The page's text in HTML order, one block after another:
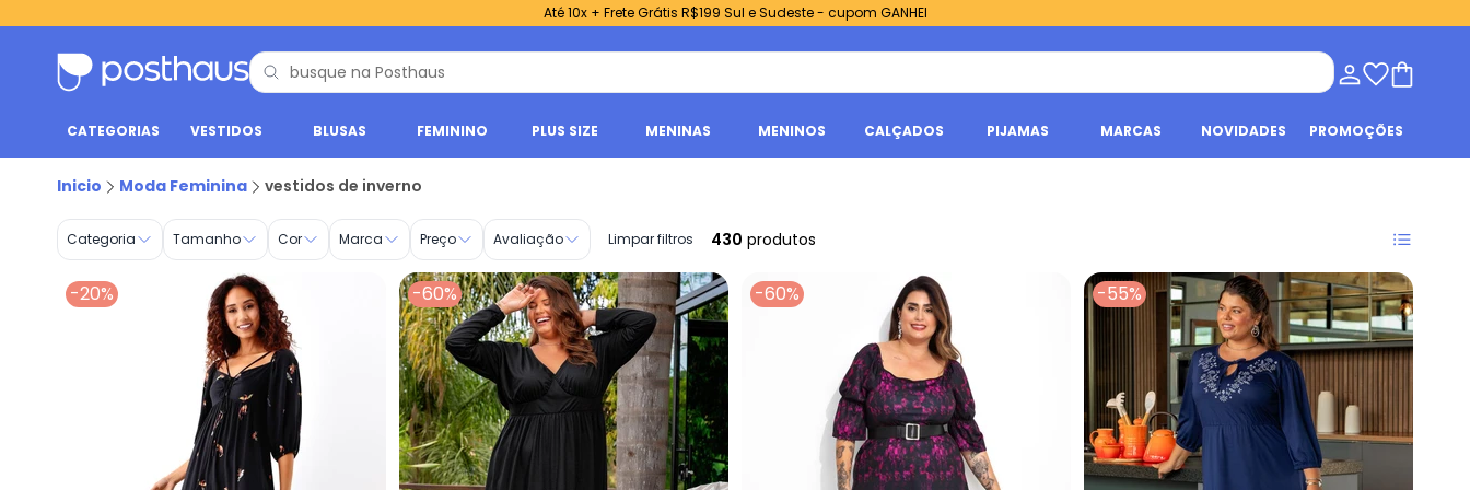
Até 10x + Frete Grátis R$199 Sul e Sudeste - cupom GANHEI
CATEGORIAS VESTIDOS BLUSAS FEMININO PLUS SIZE MENINAS MENINOS CALÇADOS PIJAMAS MARCAS NOVIDADES PROMOÇÕES
Inicio Moda Feminina vestidos de inverno
Categoria Tamanho Cor Marca Preço Avaliação Limpar filtros 430 produtos
-20% -60% -60% -55%